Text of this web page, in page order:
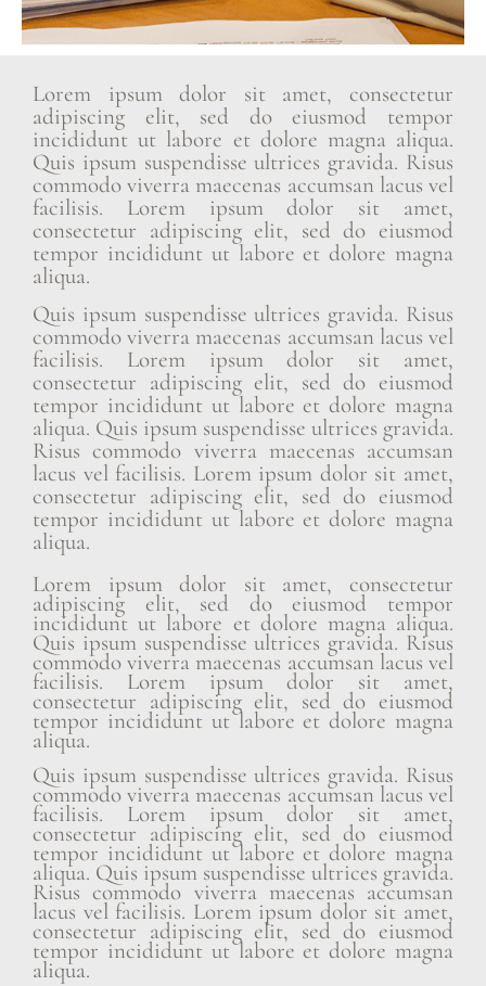
Lorem ipsum dolor sit amet, consectetur
adipiscing elit, sed do eiusmod tempor
incididunt ut labore et dolore magna aliqua.
Quis ipsum suspendisse ultrices gravida. Risus
commodo viverra maecenas accumsan lacus vel
facilisis. Lorem ipsum dolor sit amet,
consectetur adipiscing elit, sed do eiusmod
tempor incididunt ut labore et dolore magna
aliqua.
Quis ipsum suspendisse ultrices gravida. Risus
commodo viverra maecenas accumsan lacus vel
facilisis. Lorem ipsum dolor sit amet,
consectetur adipiscing elit, sed do eiusmod
tempor incididunt ut labore et dolore magna
aliqua. Quis ipsum suspendisse ultrices gravida.
Risus commodo viverra maecenas accumsan
lacus vel facilisis. Lorem ipsum dolor sit amet,
consectetur adipiscing elit, sed do eiusmod
tempor incididunt ut labore et dolore magna
aliqua.
Lorem ipsum dolor sit amet, consectetur
adipiscing elit, sed do eiusmod tempor
incididunt ut labore et dolore magna aliqua.
Quis ipsum suspendisse ultrices gravida. Risus
commodo viverra maecenas accumsan lacus vel
facilisis. Lorem ipsum dolor sit amet,
consectetur adipiscing elit, sed do eiusmod
tempor incididunt ut labore et dolore magna
aliqua.
Quis ipsum suspendisse ultrices gravida. Risus
commodo viverra maecenas accumsan lacus vel
facilisis. Lorem ipsum dolor sit amet,
consectetur adipiscing elit, sed do eiusmod
tempor incididunt ut labore et dolore magna
aliqua. Quis ipsum suspendisse ultrices gravida.
Risus commodo viverra maecenas accumsan
lacus vel facilisis. Lorem ipsum dolor sit amet,
consectetur adipiscing elit, sed do eiusmod
tempor incididunt ut labore et dolore magna
aliqua.